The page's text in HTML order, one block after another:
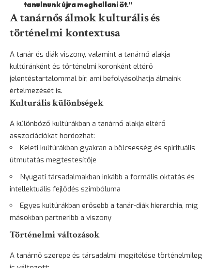
tanulnunk újra meghallani őt.”
A tanárnős álmok kulturális és
történelmi kontextusa
A tanár és diák viszony, valamint a tanárnő alakja
kultúránként és történelmi koronként eltérő
jelentéstartalommal bír, ami befolyásolhatja álmaink
értelmezését is.
Kulturális különbségek
A különböző kultúrákban a tanárnő alakja eltérő
asszociációkat hordozhat:
Keleti kultúrákban gyakran a bölcsesség és spirituális
útmutatás megtestesítője
Nyugati társadalmakban inkább a formális oktatás és
intellektuális fejlődés szimbóluma
Egyes kultúrákban erősebb a tanár-diák hierarchia, míg
másokban partneribb a viszony
Történelmi változások
A tanárnő szerepe és társadalmi megítélése történelmileg